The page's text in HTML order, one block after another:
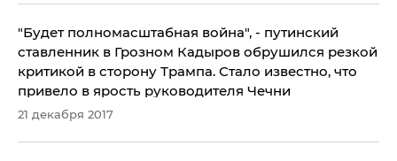
"Будет полномасштабная война", - путинский
ставленник в Грозном Кадыров обрушился резкой
критикой в сторону Трампа. Стало известно, что
привело в ярость руководителя Чечни
21 декабря 2017